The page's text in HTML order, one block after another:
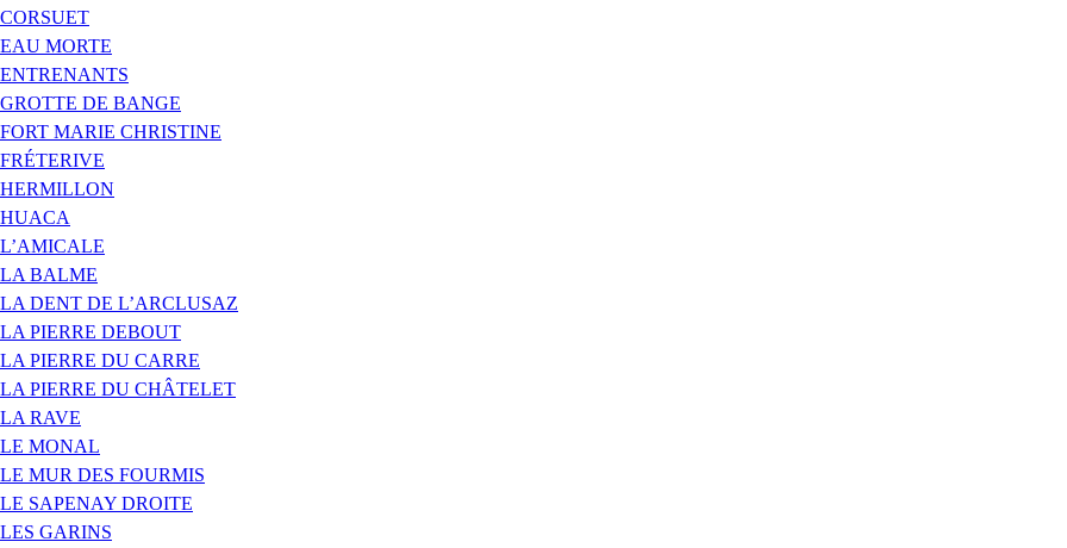
CORSUET
EAU MORTE
ENTRENANTS
GROTTE DE BANGE
FORT MARIE CHRISTINE
FRÉTERIVE
HERMILLON
HUACA
L’AMICALE
LA BALME
LA DENT DE L’ARCLUSAZ
LA PIERRE DEBOUT
LA PIERRE DU CARRE
LA PIERRE DU CHÂTELET
LA RAVE
LE MONAL
LE MUR DES FOURMIS
LE SAPENAY DROITE
LES GARINS